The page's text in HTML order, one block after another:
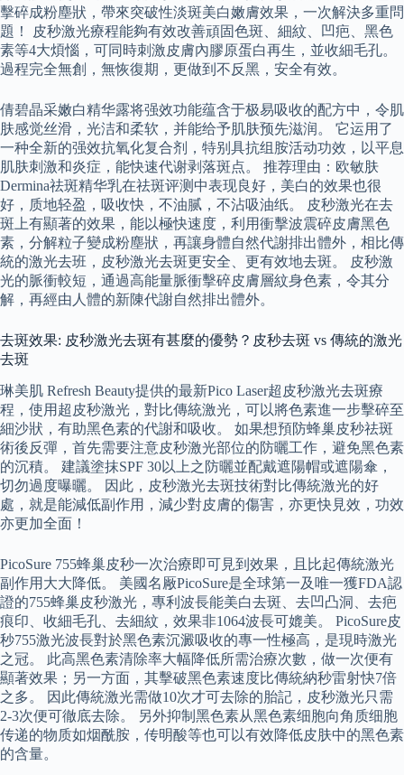
擊碎成粉塵狀，帶來突破性淡斑美白嫩膚效果，一次解決多重問
題！ 皮秒激光療程能夠有效改善頑固色斑、細紋、凹疤、黑色
素等4大煩惱，可同時刺激皮膚內膠原蛋白再生，並收細毛孔。
過程完全無創，無恢復期，更做到不反黑，安全有效。
倩碧晶采嫩白精华露将强效功能蕴含于极易吸收的配方中，令肌
肤感觉丝滑，光洁和柔软，并能给予肌肤预先滋润。 它运用了
一种全新的强效抗氧化复合剂，特别具抗组胺活动功效，以平息
肌肤刺激和炎症，能快速代谢剥落斑点。 推荐理由：欧敏肤
Dermina祛斑精华乳在祛斑评测中表现良好，美白的效果也很
好，质地轻盈，吸收快，不油腻，不沾吸油纸。 皮秒激光在去
斑上有顯著的效果，能以極快速度，利用衝擊波震碎皮膚黑色
素，分解粒子變成粉塵狀，再讓身體自然代謝排出體外，相比傳
統的激光去班，皮秒激光去斑更安全、更有效地去斑。 皮秒激
光的脈衝較短，通過高能量脈衝擊碎皮膚層紋身色素，令其分
解，再經由人體的新陳代謝自然排出體外。
去斑效果: 皮秒激光去斑有甚麼的優勢？皮秒去斑 vs 傳統的激光
去斑
琳美肌 Refresh Beauty提供的最新Pico Laser超皮秒激光去斑療
程，使用超皮秒激光，對比傳統激光，可以將色素進一步擊碎至
細沙狀，有助黑色素的代謝和吸收。 如果想預防蜂巢皮秒祛斑
術後反彈，首先需要注意皮秒激光部位的防曬工作，避免黑色素
的沉積。 建議塗抹SPF 30以上之防曬並配戴遮陽帽或遮陽傘，
切勿過度曝曬。 因此，皮秒激光去斑技術對比傳統激光的好
處，就是能減低副作用，減少對皮膚的傷害，亦更快見效，功效
亦更加全面！
PicoSure 755蜂巢皮秒一次治療即可見到效果，且比起傳統激光
副作用大大降低。 美國名厰PicoSure是全球第一及唯一獲FDA認
證的755蜂巢皮秒激光，專利波長能美白去斑、去凹凸洞、去疤
痕印、收細毛孔、去細紋，效果非1064波長可媲美。 PicoSure皮
秒755激光波長對於黑色素沉澱吸收的專一性極高，是現時激光
之冠。 此高黑色素清除率大幅降低所需治療次數，做一次便有
顯著效果；另一方面，其擊破黑色素速度比傳統納秒雷射快7倍
之多。 因此傳統激光需做10次才可去除的胎記，皮秒激光只需
2-3次便可徹底去除。 另外抑制黑色素从黑色素细胞向角质细胞
传递的物质如烟酰胺，传明酸等也可以有效降低皮肤中的黑色素
的含量。